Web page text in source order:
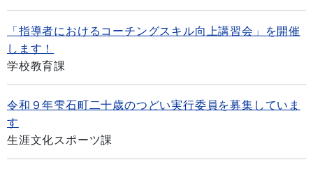
「指導者におけるコーチングスキル向上講習会」を開催
します！
学校教育課
令和９年雫石町二十歳のつどい実行委員を募集していま
す
生涯文化スポーツ課